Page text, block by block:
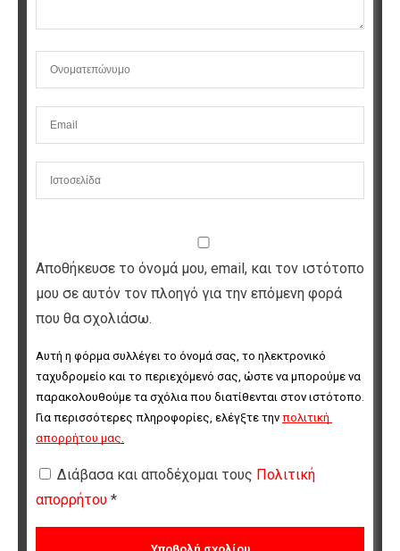
Αποθήκευσε το όνομά μου, email, και τον ιστότοπο
μου σε αυτόν τον πλοηγό για την επόμενη φορά
που θα σχολιάσω.
Αυτή η φόρμα συλλέγει το όνομά σας, το ηλεκτρονικό
ταχυδρομείο και το περιεχόμενό σας, ώστε να μπορούμε να
παρακολουθούμε τα σχόλια που διατίθενται στον ιστότοπο.
Για περισσότερες πληροφορίες, ελέγξτε την πολιτική
απορρήτου μας
Διάβασα και αποδέχομαι τους Πολιτική
απορρήτου *